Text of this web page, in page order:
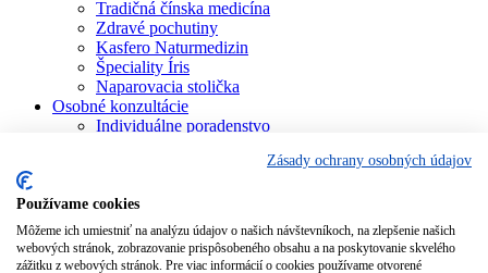
Tradičná čínska medicína
Zdravé pochutiny
Kasfero Naturmedizin
Špeciality Íris
Naparovacia stolička
Osobné konzultácie
Individuálne poradenstvo
Aromaterapia
Homeopatia
Individuálna a partnerská numerológia
Numerológia – kľúč života
Zásady ochrany osobných údajov
Používame cookies
Môžeme ich umiestniť na analýzu údajov o našich návštevníkoch, na zlepšenie našich
webových stránok, zobrazovanie prispôsobeného obsahu a na poskytovanie skvelého
zážitku z webových stránok. Pre viac informácií o cookies používame otvorené